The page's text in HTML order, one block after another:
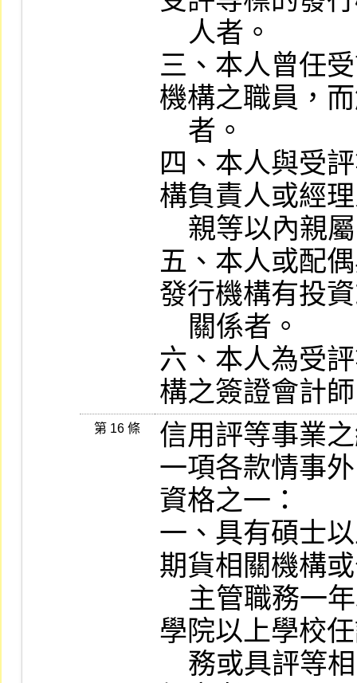
三、本人曾任
機構之職員，
四、本人與受
構負責人或經
五、本人或配
發行機構有投
六、本人為受
第 16 條
信用評等事業
一項各款情事
資格之一：
一、具有碩士
期貨相關機構
學院以上學校